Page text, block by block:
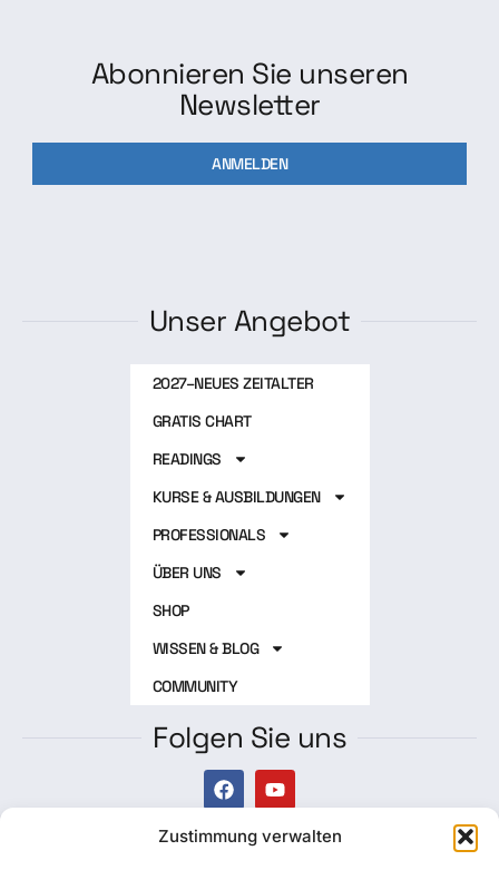
Zustimmung verwalten
Abonnieren Sie unseren
Newsletter
ANMELDEN
Unser Angebot
2027–NEUES ZEITALTER
GRATIS CHART
READINGS
KURSE & AUSBILDUNGEN
PROFESSIONALS
ÜBER UNS
SHOP
WISSEN & BLOG
COMMUNITY
Folgen Sie uns